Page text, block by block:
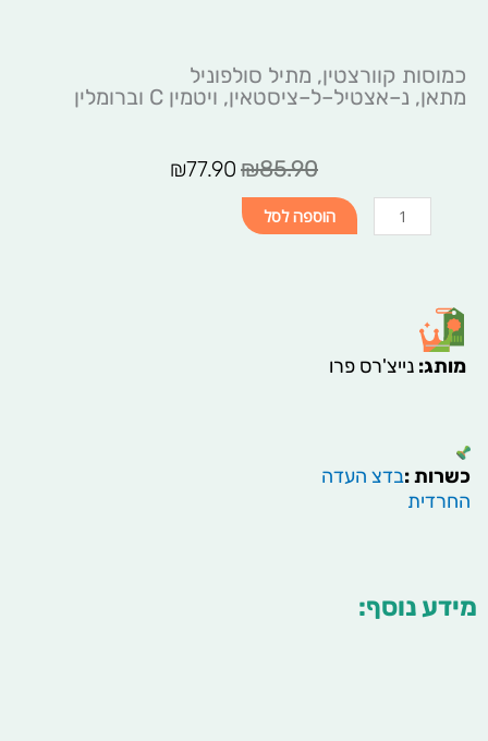
כמוסות קוורצטין, מתיל סולפוניל
מתאן, נ–אצטיל–ל–ציסטאין, ויטמין וברומלין
₪85.90
המחיר
₪77.90
כמות
של
Pro
הוספה לסל
מותג: נייצ'רס פרו
כשרות :בדצ העדה
החרדית
מידע נוסף: